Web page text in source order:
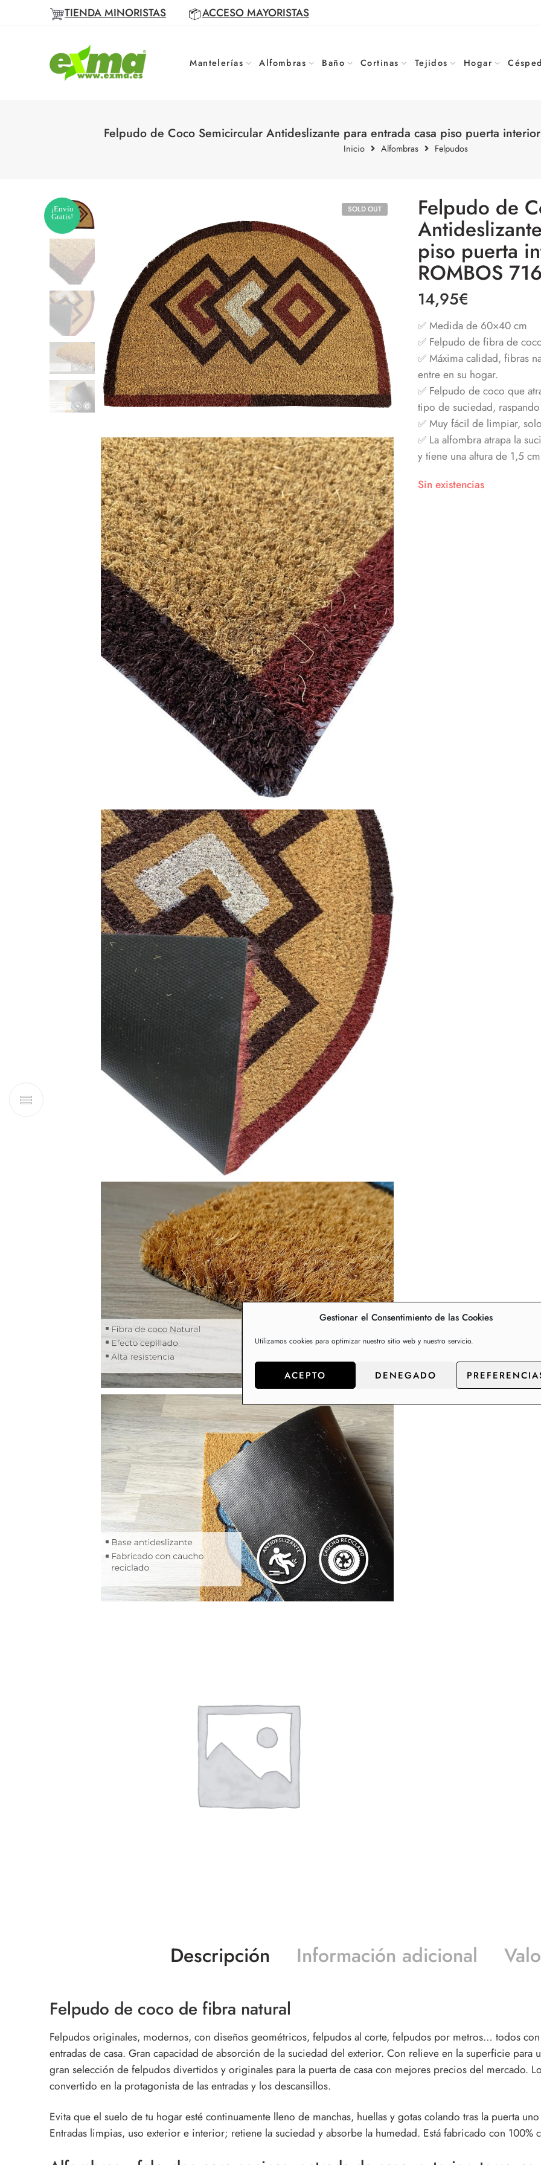
Gestionar el Consentimiento de las Cookies
Utilizamos cookies para optimizar nuestro sitio web y nuestro servicio.
ACEPTO DENEGADO
TIENDA MINORISTAS ACCESO MAYORISTAS
Mantelerías Alfombras Baño Cortinas Tejidos Hogar
Felpudo de Coco Semicircular Antideslizante para entrada casa piso puerta
Inicio Alfombras Felpudos
SOLD OUT
¡Envío
Gratis!
Felpudo de
piso puerta
ROMBOS
14,95€
✅ Medida de 60×40 cm
✅ Felpudo de fibra de
✅ Máxima calidad, fibras
entre en su hogar.
✅ Felpudo de coco que
tipo de suciedad,
✅ Muy fácil de limpiar,
✅ La alfombra atrapa la
y tiene una altura de 1,5
Sin existencias
Descripción Información adicional
Felpudo de coco de fibra natural
Felpudos originales, modernos, con diseños geométricos, felpudos al corte, felpudos por metros… todos
entradas de casa. Gran capacidad de absorción de la suciedad del exterior. Con relieve en la superficie para
gran selección de felpudos divertidos y originales para la puerta de casa con mejores precios del mercado.
convertido en la protagonista de las entradas y los descansillos.
Evita que el suelo de tu hogar esté continuamente lleno de manchas, huellas y gotas colando tras la puerta
Entradas limpias, uso exterior e interior; retiene la suciedad y absorbe la humedad. Está fabricado con 100%